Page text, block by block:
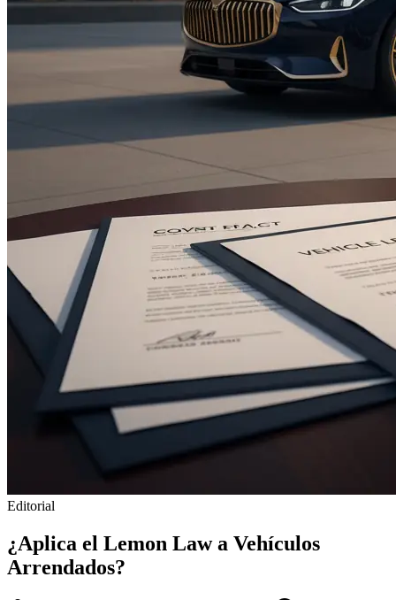
Editorial
¿Aplica el Lemon Law a Vehículos
Arrendados?